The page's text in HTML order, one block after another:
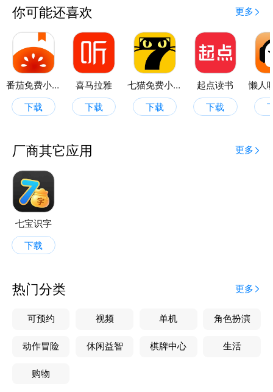
你我心弦‌。 沉浸国学之海，探寻智慧之道，每个字句
皆是先贤的叮咛嘱托‌。
你可能还喜欢 更多
番茄免费小说
下载
喜马拉雅
下载
七猫免费小说
下载
起点读书
下载
厂商其它应用 更多
七宝识字
下载
热门分类 更多
可预约 视频 单机 角色扮演
动作冒险 休闲益智 棋牌中心 生活
购物